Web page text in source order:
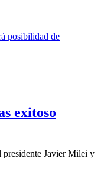
exitoso
presidente Javier Milei y